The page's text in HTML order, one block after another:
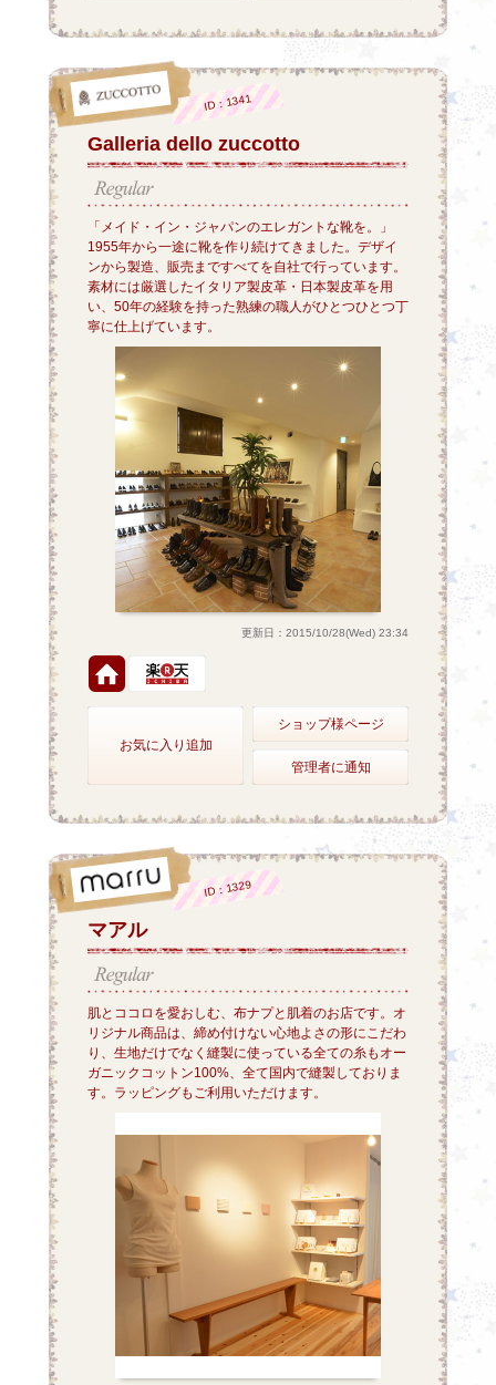
Galleria dello zuccotto
ID：1341
「メイド・イン・ジャパンのエレガントな靴を。」
1955年から一途に靴を作り続けてきました。デザイ
ンから製造、販売まですべてを自社で行っています。
素材には厳選したイタリア製皮革・日本製皮革を用
い、50年の経験を持った熟練の職人がひとつひとつ丁
寧に仕上げています。
更新日：2015/10/28(Wed) 23:34
お気に入り追加
ショップ様ページ
管理者に通知
マアル
ID：1329
肌とココロを愛おしむ、布ナプと肌着のお店です。オ
リジナル商品は、締め付けない心地よさの形にこだわ
り、生地だけでなく縫製に使っている全ての糸もオー
ガニックコットン100%、全て国内で縫製しておりま
す。ラッピングもご利用いただけます。